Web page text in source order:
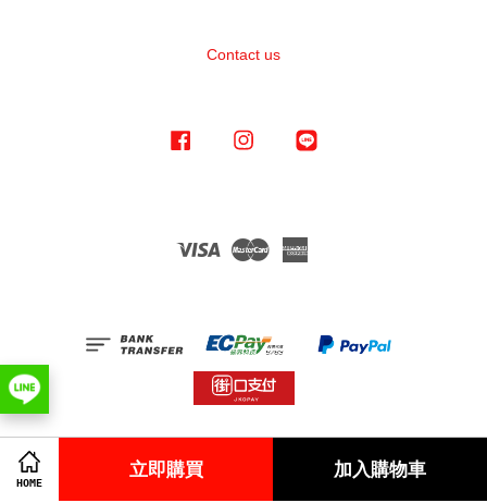
HOME
立即購買 加入購物車
Contact us
Facebook Instagram
Visa Master